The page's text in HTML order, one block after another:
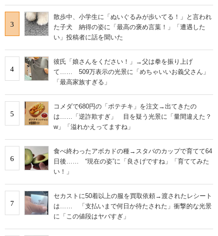
3
散歩中、小学生に「ぬいぐるみが歩いてる！」と言われ
た子犬 納得の姿に「最高の褒め言葉！」「遭遇した
い」投稿者に話を聞いた
4
彼氏「娘さんをください！」→父は拳を振り上げ
て…… 509万表示の光景に「めちゃいいお義父さん」
「最高家族すぎる」
5
コメダで680円の「ポテチキ」を注文→出てきたの
は……「逆詐欺すぎ」 目を疑う光景に「量間違えた？
w」「溢れかえってますね」
6
食べ終わったアボカドの種→スタバのカップで育てて64
日後…… “現在の姿”に「良さげですね」「育ててみた
い！」
7
セカストに50着以上の服を買取依頼→渡されたレシート
は…… 「支払いまで何日か待たされた」衝撃的な光景
に「この値段はヤバすぎ」